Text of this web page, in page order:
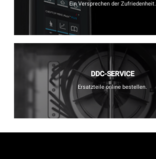
Ein Versprechen der Zufriedenheit.
DDC-SERVICE
Ersatzteile online bestellen.